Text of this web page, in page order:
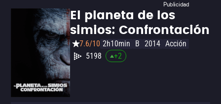
Publicidad
El planeta de los
simios: Confrontación
7.6/10 2h10min B 2014 Acción
5198
+2